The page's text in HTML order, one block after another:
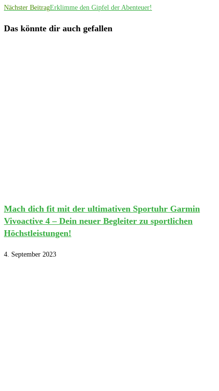
Nächster BeitragErklimme den Gipfel der Abenteuer!
Das könnte dir auch gefallen
Mach dich fit mit der ultimativen Sportuhr Garmin
Vivoactive 4 – Dein neuer Begleiter zu sportlichen
Höchstleistungen!
4. September 2023